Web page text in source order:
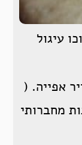
עיגול
אפייה. (
מחברותי